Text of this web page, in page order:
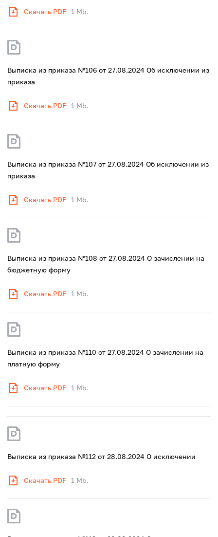
Скачать PDF 1 Mb.
Выписка из приказа №106 от 27.08.2024 Об исключении из
приказа
Скачать PDF 1 Mb.
Выписка из приказа №107 от 27.08.2024 Об исключении из
приказа
Скачать PDF 1 Mb.
Выписка из приказа №108 от 27.08.2024 О зачислении на
бюджетную форму
Скачать PDF 1 Mb.
Выписка из приказа №110 от 27.08.2024 О зачислении на
платную форму
Скачать PDF 1 Mb.
Выписка из приказа №112 от 28.08.2024 О исключении
Скачать PDF 1 Mb.